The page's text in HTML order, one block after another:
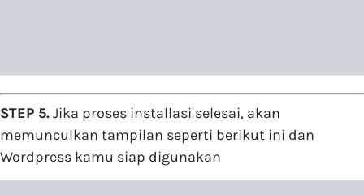
STEP 5.Jika proses installasi selesai, akan
memunculkan tampilan seperti berikut ini dan
Wordpress kamu siap digunakan